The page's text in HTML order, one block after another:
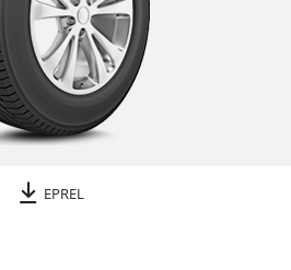
EPREL